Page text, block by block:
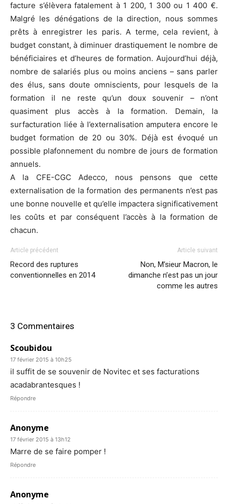
facture s’élèvera fatalement à 1 200, 1 300 ou 1 400 €.
Malgré les dénégations de la direction, nous sommes
prêts à enregistrer les paris. A terme, cela revient, à
budget constant, à diminuer drastiquement le nombre de
bénéficiaires et d’heures de formation. Aujourd’hui déjà,
nombre de salariés plus ou moins anciens – sans parler
des élus, sans doute omniscients, pour lesquels de la
formation il ne reste qu’un doux souvenir – n’ont
quasiment plus accès à la formation. Demain, la
surfacturation liée à l’externalisation amputera encore le
budget formation de 20 ou 30%. Déjà est évoqué un
possible plafonnement du nombre de jours de formation
annuels.
A la CFE-CGC Adecco, nous pensons que cette
externalisation de la formation des permanents n’est pas
une bonne nouvelle et qu’elle impactera significativement
les coûts et par conséquent l’accès à la formation de
chacun.
Article précédent
Record des ruptures
conventionnelles en 2014
Article suivant
Non, M’sieur Macron, le
dimanche n’est pas un jour
comme les autres
3 Commentaires
Scoubidou
17 février 2015 à 10h25
il suffit de se souvenir de Novitec et ses facturations
acadabrantesques !
Répondre
Anonyme
17 février 2015 à 13h12
Marre de se faire pomper !
Répondre
Anonyme